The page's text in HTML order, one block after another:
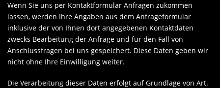
Wenn Sie uns per Kontaktformular Anfragen zukommen
lassen, werden Ihre Angaben aus dem Anfrageformular
inklusive der von Ihnen dort angegebenen Kontaktdaten
zwecks Bearbeitung der Anfrage und für den Fall von
Anschlussfragen bei uns gespeichert. Diese Daten geben wir
nicht ohne Ihre Einwilligung weiter.
Die Verarbeitung dieser Daten erfolgt auf Grundlage von Art.